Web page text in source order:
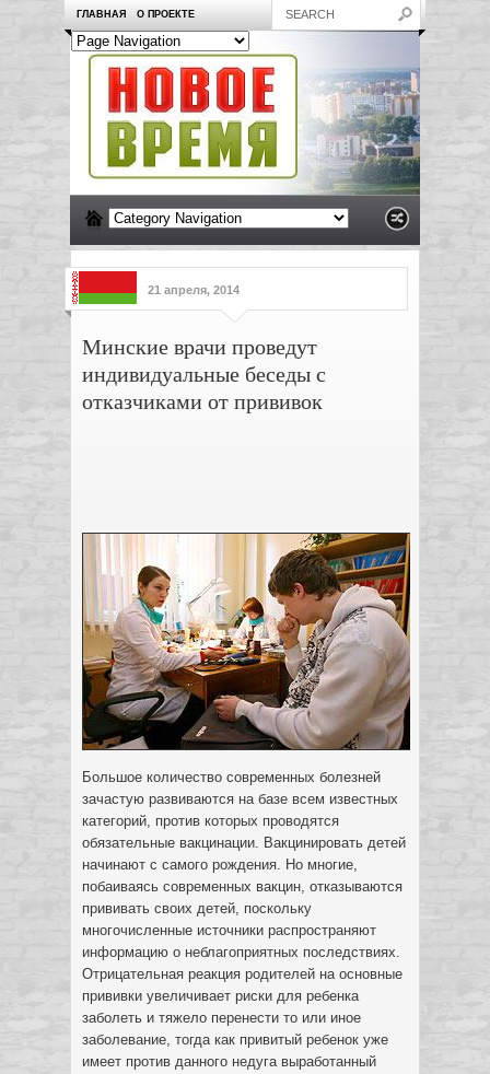
ГЛАВНАЯ О ПРОЕКТЕ
21 апреля, 2014
Минские врачи проведут
индивидуальные беседы с
отказчиками от прививок
Большое количество современных болезней
зачастую развиваются на базе всем известных
категорий, против которых проводятся
обязательные вакцинации. Вакцинировать детей
начинают с самого рождения. Но многие,
побаиваясь современных вакцин, отказываются
прививать своих детей, поскольку
многочисленные источники распространяют
информацию о неблагоприятных последствиях.
Отрицательная реакция родителей на основные
прививки увеличивает риски для ребенка
заболеть и тяжело перенести то или иное
заболевание, тогда как привитый ребенок уже
имеет против данного недуга выработанный